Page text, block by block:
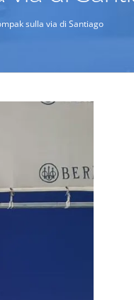
sulla via di Santiago